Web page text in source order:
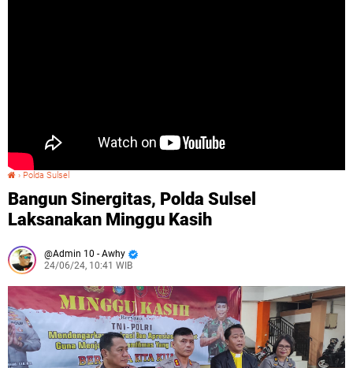
› Polda Sulsel
Bangun Sinergitas, Polda Sulsel
Laksanakan Minggu Kasih
Admin 10 - Awhy
24/06/24, 10:41 WIB